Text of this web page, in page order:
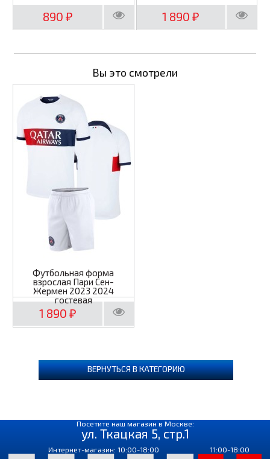
890 ₽ 1 890₽
Вы это смотрели
Футбольная форма
взрослая Пари Сен-
Жермен 2023 2024
гостевая
1 890 ₽
ВЕРНУТЬСЯ В КАТЕГОРИЮ
Посетите наш магазин в Москве:
ул. Ткацкая 5, стр.1
Интернет-магазин: 10:00-18:00 11:00-18:00